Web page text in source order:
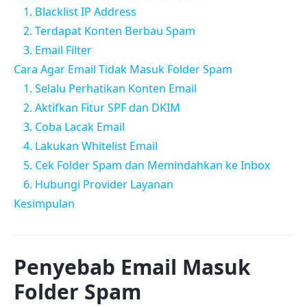
1. Blacklist IP Address
2. Terdapat Konten Berbau Spam
3. Email Filter
Cara Agar Email Tidak Masuk Folder Spam
1. Selalu Perhatikan Konten Email
2. Aktifkan Fitur SPF dan DKIM
3. Coba Lacak Email
4. Lakukan Whitelist Email
5. Cek Folder Spam dan Memindahkan ke Inbox
6. Hubungi Provider Layanan
Kesimpulan
Penyebab Email Masuk
Folder Spam